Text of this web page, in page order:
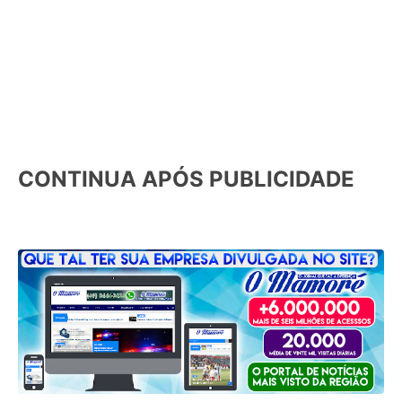
CONTINUA APÓS PUBLICIDADE